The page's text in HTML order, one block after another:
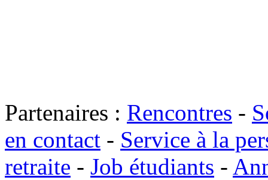
Partenaires : Rencontres -
en contact - Service à la
retraite - Job étudiants -